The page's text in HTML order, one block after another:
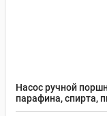
Насос ручной
парафина, спирта,
чугун/латунь,